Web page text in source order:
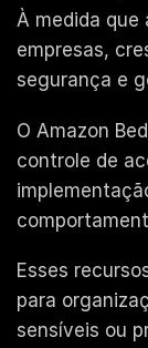
À medida que
empresas,
segurança e
O Amazon
controle de
Esses
para
sensíveis ou